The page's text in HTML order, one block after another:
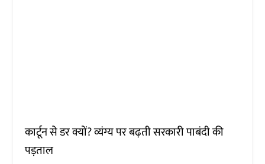
कार्टून से डर क्यों? व्यंग्य पर बढ़ती सरकारी पाबंदी की
पड़ताल